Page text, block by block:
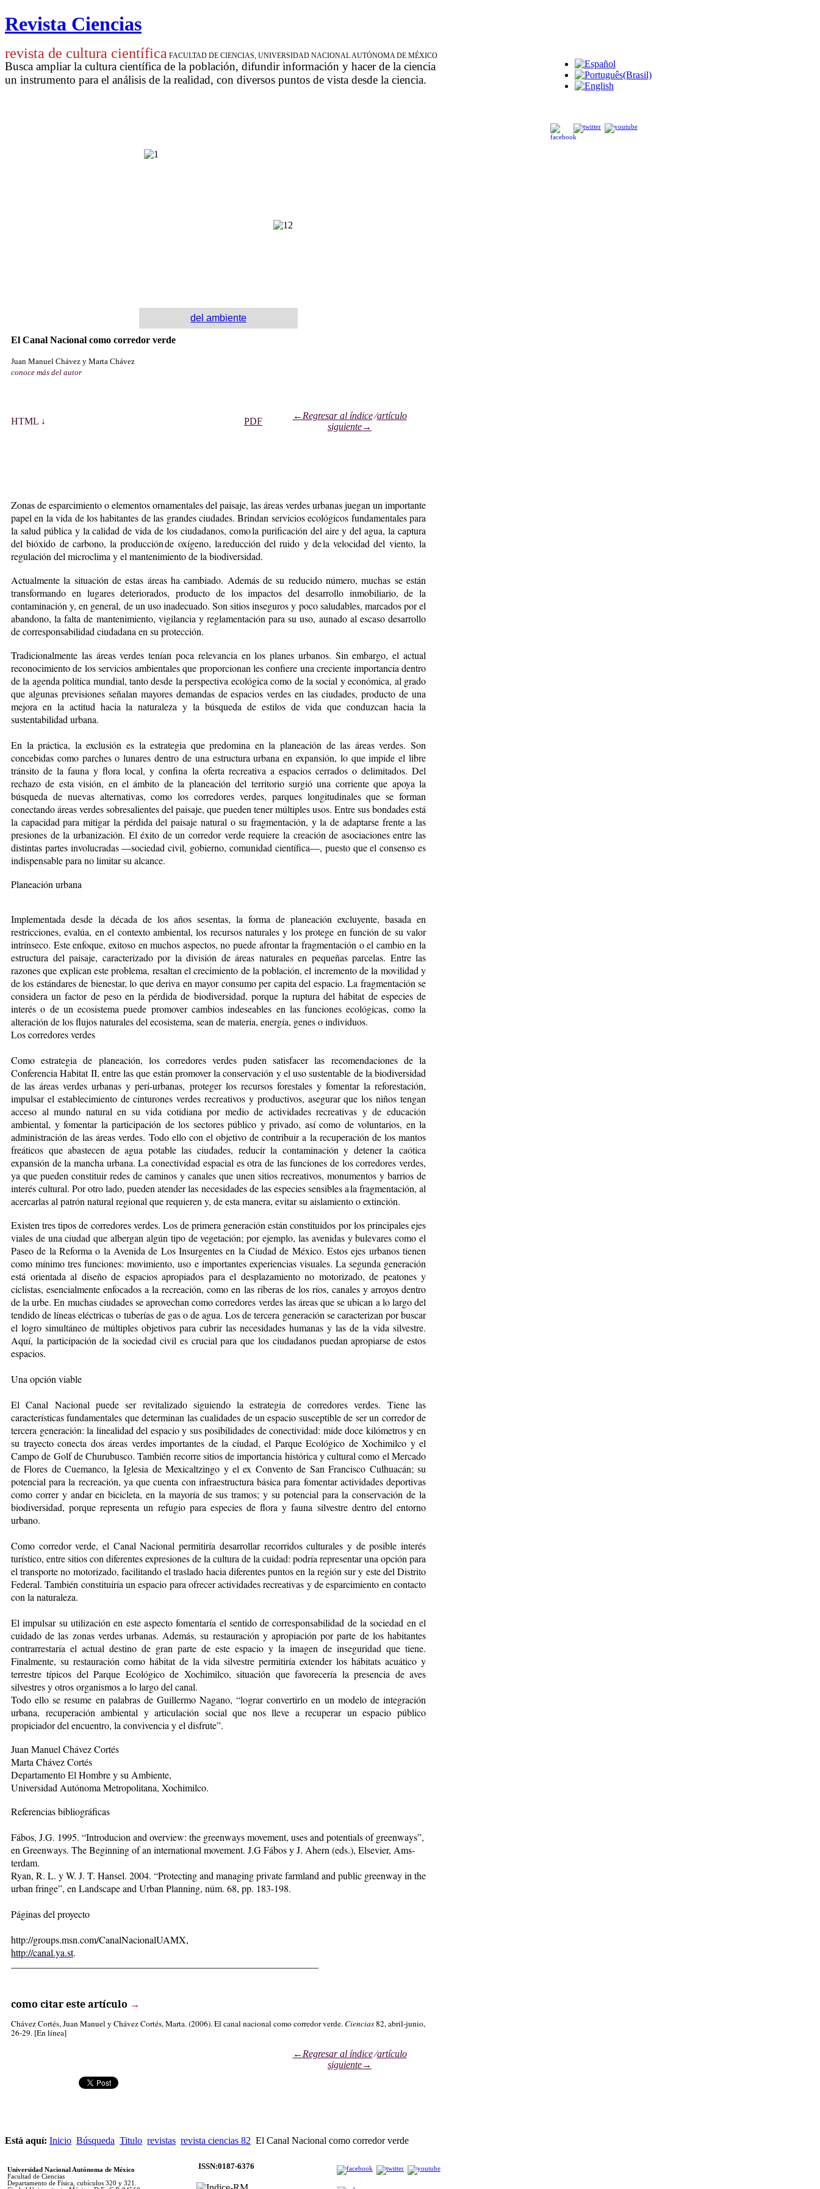
Revista Ciencias
revista de cultura científica FACULTAD DE CIENCIAS, UNIVERSIDAD NACIONAL AUTÓNOMA DE MÉXICO
Busca ampliar la cultura científica de la población, difundir información y hacer de la ciencia
un instrumento para el análisis de la realidad, con diversos puntos de vista desde la ciencia.
del ambiente
El Canal Nacional como corredor verde
Juan Manuel Chávez y Marta Chávez
conoce más del autor
HTML ↓ PDF
←Regresar al índice⁄artículo
siguiente→
Zonas de esparcimiento o elementos ornamentales del paisaje, las áreas verdes urba­nas juegan un importan­te
papel en la vida de los habitantes de las grandes ciudades. Brindan servicios ecológicos fundamentales para
la salud pública y la ca­lidad de vida de los ciudada­nos, como la purificación del aire y del agua, la captura
del bióxido de carbono, la producción de oxígeno, la reducción del ruido y de la velocidad del viento, la
regulación del microclima y el mantenimiento de la biodiversidad.
Actualmente la situación de estas áreas ha cambiado. Además de su reducido número, muchas se están
transformando en lugares deteriorados, producto de los impactos del desarrollo inmobiliario, de la
contaminación y, en general, de un uso inadecuado. Son sitios inseguros y poco saludables, marcados por el
abandono, la falta de mantenimiento, vigilancia y reglamentación para su uso, aunado al escaso desarrollo
de corresponsabilidad ciudadana en su protección.
Tradicionalmente las áreas verdes tenían poca relevancia en los planes urbanos. Sin embargo, el actual
reconocimiento de los servicios ambientales que proporcionan les confiere una creciente importancia dentro
de la agenda política mundial, tanto desde la perspectiva ecológica como de la social y económica, al grado
que algunas previsiones señalan mayores demandas de espacios verdes en las ciudades, producto de una
mejora en la actitud hacia la naturaleza y la búsqueda de estilos de vida que conduzcan hacia la
sustentabilidad urbana.
En la práctica, la exclusión es la estrategia que predomina en la planeación de las áreas verdes. Son
concebidas como parches o lunares dentro de una estructura urbana en expansión, lo que impide el libre
tránsito de la fauna y flora local, y confina la oferta recreativa a espacios cerrados o delimitados. Del
rechazo de esta visión, en el ámbito de la planeación del territorio surgió una corriente que apoya la
búsqueda de nuevas alternativas, como los corredores verdes, parques longitudinales que se forman
conectando áreas verdes sobresalientes del paisaje, que pueden tener múltiples usos. Entre sus bondades está
la capacidad para mitigar la pérdida del paisaje natural o su fragmentación, y la de adaptarse frente a las
presiones de la urbanización. El éxito de un corredor verde requiere la creación de asociaciones entre las
distintas partes involucradas —sociedad civil, gobierno, comunidad científica—, puesto que el consenso es
indispensable para no limitar su alcance.
Planeación urbana
Implementada desde la década de los años sesentas, la forma de planeación excluyente, basada en
restricciones, evalúa, en el contexto ambiental, los recursos naturales y los protege en función de su valor
intrínseco. Este enfoque, exitoso en muchos aspectos, no puede afrontar la fragmentación o el cambio en la
estructura del paisaje, caracterizado por la división de áreas naturales en pequeñas parcelas. Entre las
razones que explican este problema, resaltan el crecimiento de la población, el incremento de la movilidad y
de los estándares de bienestar, lo que deriva en mayor consumo per capita del espacio. La fragmentación se
considera un factor de peso en la pérdida de biodiversidad, porque la ruptura del hábitat de especies de
interés o de un ecosistema puede promover cambios indeseables en las funciones ecológicas, como la
alteración de los flujos naturales del ecosistema, sean de materia, energía, genes o individuos.
Los corredores verdes
Como estrategia de planea­ción, los corredores verdes puden satisfacer las recomendaciones de la
Conferencia Habitat II, entre las que están promover la conservación y el uso sustentable de la biodiversidad
de las áreas verdes urbanas y peri-urbanas, proteger los recursos forestales y fomentar la reforestación,
impulsar el establecimiento de cinturones verdes recreativos y productivos, asegurar que los niños tengan
acceso al mundo natural en su vida cotidiana por medio de actividades recreativas y de educación
ambiental, y fomentar la participación de los sectores público y privado, así como de voluntarios, en la
administración de las áreas verdes. Todo ello con el objetivo de contribuir a la recuperación de los mantos
freáticos que abastecen de agua potable las ciudades, reducir la contaminación y de­tener la caótica
expansión de la mancha urbana. La co­nectividad espacial es otra de las funciones de los corredores verdes,
ya que pueden constituir redes de caminos y canales que unen sitios recrea­tivos, monumentos y barrios de
interés cultu­ral. Por otro lado, pueden atender las necesidades de las especies sensibles a la fragmentación, al
acercarlas al patrón natural regional que requieren y, de esta manera, evitar su aislamiento o ex­tinción.
Existen tres tipos de co­rredores verdes. Los de primera generación están constituidos por los principales ejes
viales de una ciudad que albergan algún tipo de vegetación; por ejemplo, las avenidas y bulevares como el
Paseo de la Reforma o la Avenida de Los Insurgentes en la Ciudad de México. Es­tos ejes urbanos tienen
como mínimo tres funciones: movimiento, uso e importantes experiencias visuales. La segunda generación
está orientada al diseño de espacios apropiados para el desplazamiento no motorizado, de peatones y
ciclistas, esencialmente enfocados a la recreación, como en las riberas de los ríos, canales y arroyos dentro
de la urbe. En muchas ciudades se aprovechan co­mo corredores verdes las áreas que se ubican a lo largo del
tendido de líneas eléctricas o tuberías de gas o de agua. Los de tercera generación se caracterizan por buscar
el logro simultáneo de múltiples objetivos para cubrir las necesidades humanas y las de la vida silvestre.
Aquí, la participación de la sociedad civil es crucial para que los ciudadanos puedan apropiarse de estos
espacios.
Una opción viable
El Canal Nacional puede ser revitalizado siguiendo la estrategia de corredores verdes. Tiene las
características fundamentales que determinan las cualidades de un espacio susceptible de ser un corredor de
tercera generación: la linealidad del espacio y sus posibilidades de conectividad: mide doce kilómetros y en
su trayecto conecta dos áreas verdes importantes de la ciudad, el Parque Ecológico de Xochimilco y el
Campo de Golf de Churubusco. También recorre sitios de importancia histórica y cultural como el Mercado
de Flores de Cuemanco, la Iglesia de Mexicaltzingo y el ex Convento de San Francisco Culhuacán; su
potencial para la recreación, ya que cuenta con infraestructura básica para fomentar actividades deportivas
como correr y andar en bicicleta, en la mayoría de sus tramos; y su potencial para la conservación de la
biodiversidad, porque representa un refugio para especies de flora y fauna silvestre dentro del entorno
urbano.
Como corredor verde, el Canal Nacional permitiría desarrollar recorridos culturales y de posible interés
turístico, entre sitios con diferentes expresiones de la cultura de la cuidad: podría representar una opción para
el transporte no motorizado, facilitando el traslado hacia diferentes puntos en la región sur y este del Distrito
Federal. También constituiría un espacio para ofrecer actividades recreativas y de esparcimiento en contacto
con la naturaleza.
El impulsar su utilización en este aspecto fomentaría el sentido de corresponsabilidad de la sociedad en el
cuidado de las zonas verdes urbanas. Además, su restauración y apropiación por parte de los habitantes
contrarrestaría el actual destino de gran parte de este espacio y la imagen de inseguridad que tiene.
Finalmente, su restauración como hábitat de la vida silvestre permitiría extender los hábitats acuático y
terrestre típicos del Parque Ecológico de Xochimilco, situación que favorecería la presencia de aves
silvestres y otros organismos a lo largo del canal.
Todo ello se resume en palabras de Guillermo Nagano, “lograr convertirlo en un modelo de integración
urbana, recuperación ambiental y articulación social que nos lleve a recuperar un espacio público
propiciador del encuentro, la convivencia y el disfrute”.
Juan Manuel Chávez Cortés
Marta Chávez Cortés
Departamento El Hombre y su Ambiente,
Universidad Autónoma Metropolitana, Xochimilco.
Referencias bibliográficas
Fábos, J.G. 1995. “Introducion and overview: the green­ways movement, uses and potentials of greenways”,
en Greenways. The Beginning of an international movement. J.G Fábos y J. Ahern (eds.), Elsevier, Ams­
terdam.
Ryan, R. L. y W. J. T. Hansel. 2004. “Protecting and managing private farmland and public greenway in the
urban fringe”, en Landscape and Urban Planning, núm. 68, pp. 183-198.
Páginas del proyecto
http://groups.msn.com/CanalNacionalUAMX,
http://canal.ya.st.
como citar este artículo →
Chávez Cortés, Juan Manuely Chávez Cortés, Marta. (2006). El canal nacional como corredor verde. Ciencias82, abril-junio,
26-29. [En línea]
←Regresar al índice⁄artículo
siguiente→
Está aquí: Inicio Búsqueda Titulo revistas revista ciencias 82 El Canal Nacional como corredor verde
Universidad Nacional Autónoma de México
Facultad de Ciencias
Departamento de Física, cubículos 320 y 321.
ISSN:0187-6376